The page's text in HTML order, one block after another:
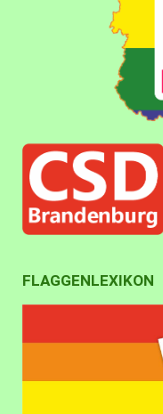
FLAGGENLEXIKON